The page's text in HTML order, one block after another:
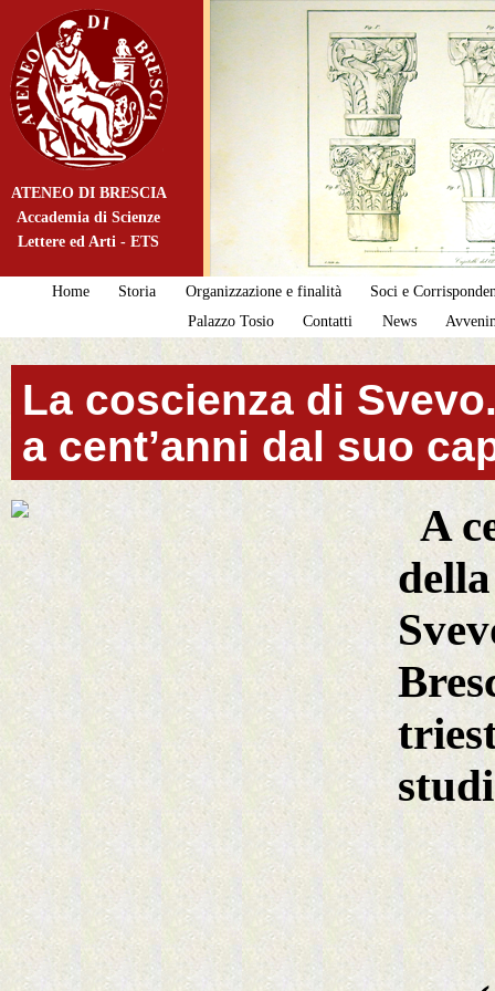
ATENEO DI BRESCIA
Accademia di Scienze
Lettere ed Arti - ETS
Home Storia Organizzazione e finalità
Soci e
Palazzo Tosio
Contatti News
La coscienza di
a cent’anni dal suo
A